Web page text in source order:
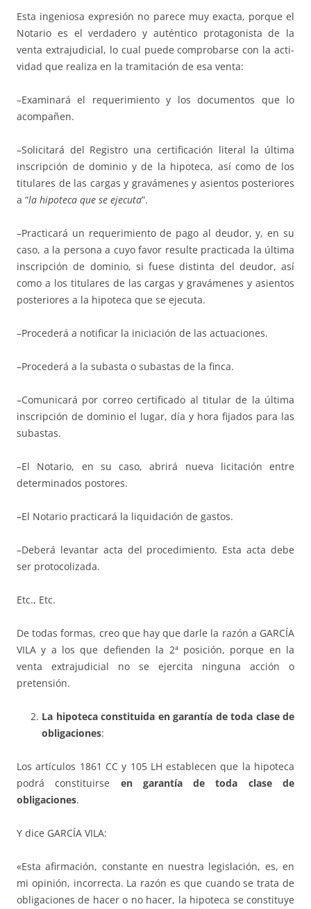
Esta ingeniosa expresión no parece muy exacta, porque el
Notario es el ver­da­dero y au­tén­tico pro­tagonista de la
venta extra­ju­dicial, lo cual puede com­pro­bar­se con la acti­
vidad que realiza en la tra­mi­tación de esa venta:
–Examinará el requerimiento y los documentos que lo
acom­pañen.
–Solicitará del Registro una certificación literal la última
inscripción de do­mi­nio y de la hipoteca, así como de los
titulares de las cargas y gra­vá­me­­nes y asien­tos posteriores
a “la hipoteca que se ejecuta”.
–Practicará un requerimiento de pago al deu­dor, y, en su
caso, a la per­sona a cuyo favor resulte practicada la última
inscripción de dominio, si fuese distinta del deudor, así
como a los titulares de las cargas y gra­vá­me­nes y asientos
pos­te­rio­res a la hipoteca que se ejecuta.
–Procederá a notificar la iniciación de las actuaciones.
–Procederá a la subasta o subastas de la finca.
–Comunicará por correo certificado al titular de la última
ins­crip­ción de do­mi­nio el lugar, día y hora fijados para las
subastas.
–El Notario, en su caso, abrirá nueva licitación entre
determinados pos­to­res.
–El Notario practicará la liquidación de gastos.
–Deberá levantar acta del procedimiento. Es­ta acta debe
ser pro­to­coli­zada.
Etc., Etc.
De todas formas, creo que hay que darle la razón a GARCÍA
VILA y a los que defienden la 2ª posición, porque en la
venta extrajudicial no se ejercita ninguna acción o
pretensión.
La hipoteca constituida en garantía de toda clase de
obliga­cio­nes:
Los artículos 1861 CC y 105 LH establecen que la hipoteca
podrá constituirse en garantía de toda clase de
obligaciones.
Y dice GARCÍA VILA:
«Esta afirmación, constante en nuestra legislación, es, en
mi opinión, in­­correcta. La razón es que cuando se trata de
obligaciones de hacer o no ha­cer, la hipoteca se constituye